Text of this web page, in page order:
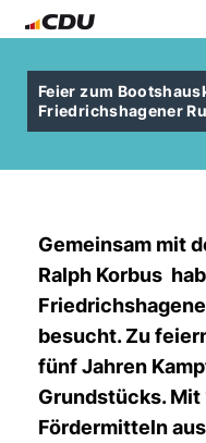
Feier zum
Friedrichshagener
Gemeinsam mit
Ralph Korbus
besucht. Zu
fünf Jahren
Grundstücks. Mit
Fördermitteln